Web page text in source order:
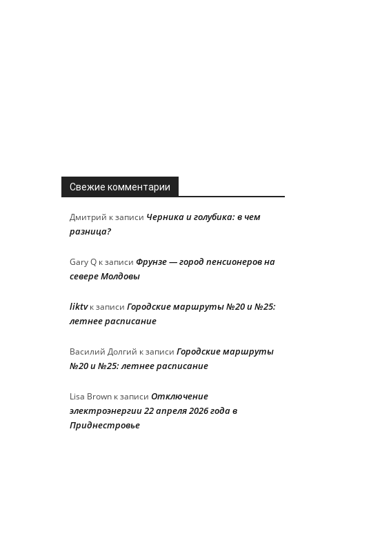
Свежие комментарии
Дмитрий к записи Черника и голубика: в чем
разница?
Gary Q к записи Фрунзе — город пенсионеров на
севере Молдовы
liktvк записи Городские маршруты №20 и №25:
летнее расписание
Василий Долгий к записи Городские маршруты
№20 и №25: летнее расписание
Lisa Brown к записи Отключение
электроэнергии 22 апреля 2026 года в
Приднестровье